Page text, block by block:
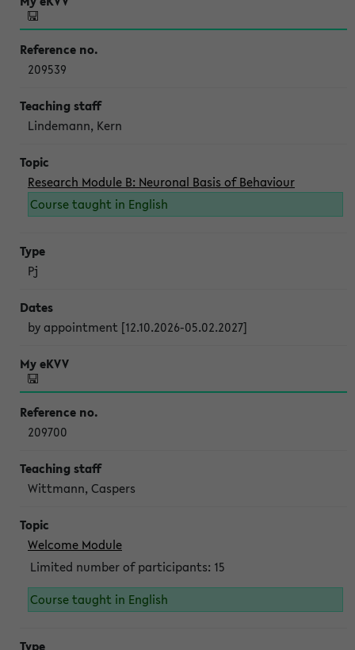
209539
Lindemann, Kern
Research Module B: Neuronal Basis of Behaviour
Course taught in English
Pj
by appointment [12.10.2026-05.02.2027]
209700
Wittmann, Caspers
Welcome Module
Limited number of participants: 15
Course taught in English